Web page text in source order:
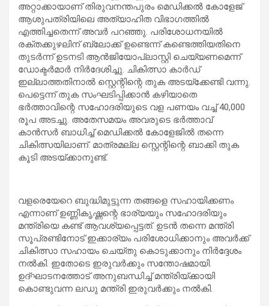
അറ്റാക്കായാണ് തിരുവനന്തപുരം മെഡിക്കല്‍ കോളേജ്
ആശുപത്രിയിലെ അത്യാഹിത വിഭാഗത്തില്‍
എത്തിച്ചതെന്ന് അവര്‍ പറഞ്ഞു. പരിശോധനയില്‍
രക്തക്കുഴലിന് ബ്ലോക്ക് ഉണ്ടെന്ന് കണ്ടെത്തിയതിനെ
തുടര്‍ന്ന് ഉടനടി ആന്‍ജിയോപ്ലാസ്റ്റി ചെയ്യണമെന്ന്
ഡോക്ടര്‍മാര്‍ നിര്‍ദേശിച്ചു. ചികിത്സാ കാര്‍ഡ്
ഇല്ലാത്തതിനാല്‍ സ്റ്റെന്റിന്റെ തുക അടയ്ക്കേണ്ടി വന്നു.
പെട്ടെന്ന് തുക സംഘടിപ്പിക്കാന്‍ കഴിയാതെ
ഭര്‍ത്താവിന്റെ സഹോദരിയുടെ വള പണയം വച്ച് 40,000
രൂപ അടച്ചു. അതേസമയം അവരുടെ ഭര്‍ത്താവ്
കാന്‍സര്‍ ബാധിച്ച് മെഡിക്കല്‍ കോളേജില്‍ തന്നെ
ചികിത്സയിലാണ്. മാത്രമല്ല സ്റ്റെന്റിന്റെ ബാക്കി തുക
കൂടി അടയ്ക്കാനുണ്ട്.
വളരെയേറെ ബുദ്ധിമുട്ടുന്ന തങ്ങളെ സഹായിക്കണം
എന്നാണ് ഉണ്ണികൃഷ്ണന്റെ ഭാര്യയും സഹോദരിയും
മന്ത്രിയെ കണ്ട് ആവശ്യപ്പെട്ടത്. ഉടന്‍ തന്നെ മന്ത്രി
സൂപ്രണ്ടിനോട് ഇക്കാര്യം പരിശോധിക്കാനും അവര്‍ക്ക്
ചികിത്സാ സഹായം ചെയ്തു കൊടുക്കാനും നിര്‍ദ്ദേശം
നല്‍കി. ഇതോടെ ഇരുവര്‍ക്കും സന്തോഷമായി.
ഉദ്ഘാടനത്തോട് അനുബന്ധിച്ച് മന്ത്രിയ്ക്കായി
കൊണ്ടുവന്ന ലഡു മന്ത്രി ഇരുവര്‍ക്കും നല്‍കി.